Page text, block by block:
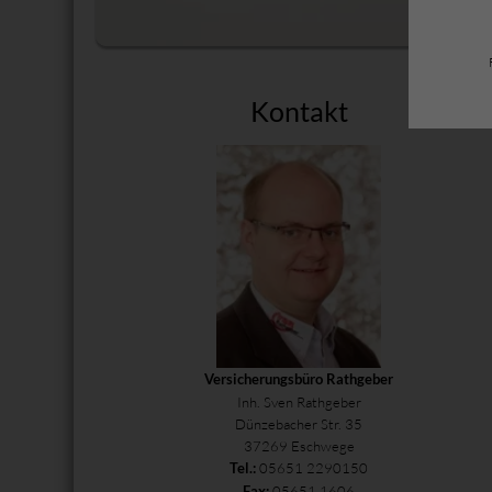
Kontakt
Versicherungsbüro Rathgeber
Inh. Sven Rathgeber
Dünzebacher Str. 35
37269 Eschwege
Tel.: 05651 2290150